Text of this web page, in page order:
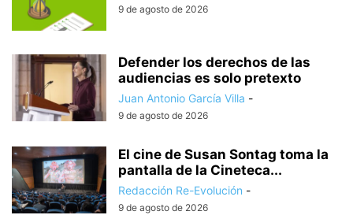
9 de agosto de 2026
Defender los derechos de las
audiencias es solo pretexto
Juan Antonio García Villa -
9 de agosto de 2026
El cine de Susan Sontag toma la
pantalla de la Cineteca...
Redacción Re-Evolución -
9 de agosto de 2026